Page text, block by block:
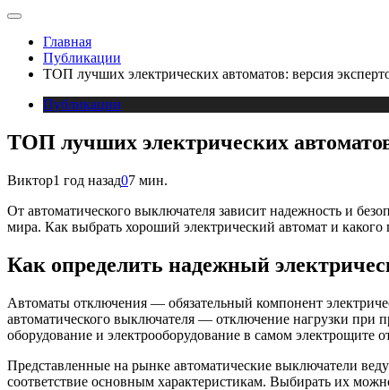
Главная
Публикации
ТОП лучших электрических автоматов: версия
Публикации
ТОП лучших электрических
Виктор1 год назад07 мин.
От автоматического выключателя зависит надежность и
мира. Как выбрать хороший электрический автомат и какого
Как определить надежный
Автоматы отключения — обязательный компонент
автоматического выключателя — отключение нагрузки при
оборудование и электрооборудование в самом электрощите
Представленные на рынке автоматические выключатели
соответствие основным характеристикам. Выбирать их